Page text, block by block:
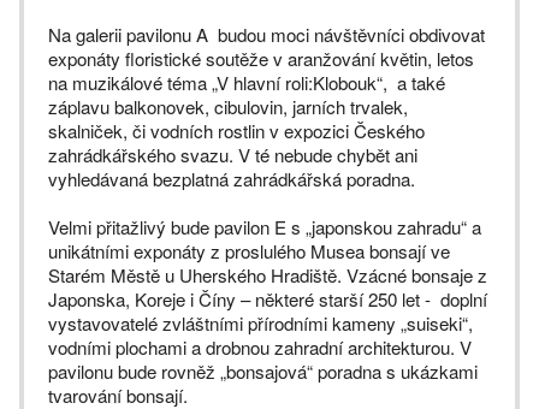
Na galerii pavilonu A budou moci návštěvníci obdivovat
exponáty floristické soutěže v aranžování květin, letos
na muzikálové téma „V hlavní roli:Klobouk“, a také
záplavu balkonovek, cibulovin, jarních trvalek,
skalniček, či vodních rostlin v expozici Českého
zahrádkářského svazu. V té nebude chybět ani
vyhledávaná bezplatná zahrádkářská poradna.
Velmi přitažlivý bude pavilon E s „japonskou zahradu“ a
unikátními exponáty z proslulého Musea bonsají ve
Starém Městě u Uherského Hradiště. Vzácné bonsaje z
Japonska, Koreje i Číny – některé starší 250 let - doplní
vystavovatelé zvláštními přírodními kameny „suiseki“,
vodními plochami a drobnou zahradní architekturou. V
pavilonu bude rovněž „bonsajová“ poradna s ukázkami
tvarování bonsají.